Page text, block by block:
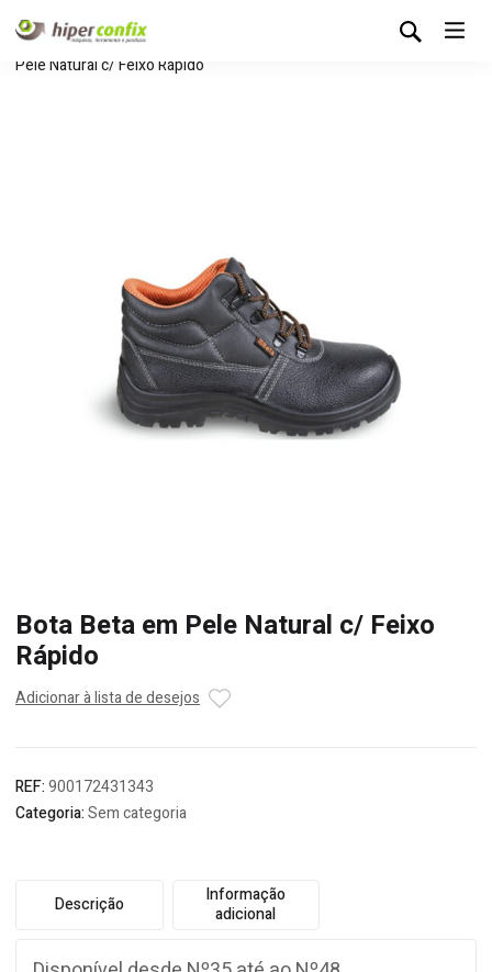
Início Loja Hipertintas
Bota Beta em
Pele Natural c/ Feixo Rápido
Bota Beta em Pele Natural c/ Feixo
Rápido
Adicionar à lista de desejos
REF:900172431343
Categoria:Sem categoria
Descrição
Informação
adicional